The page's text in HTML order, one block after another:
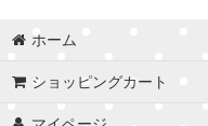
ホーム
ショッピングカート